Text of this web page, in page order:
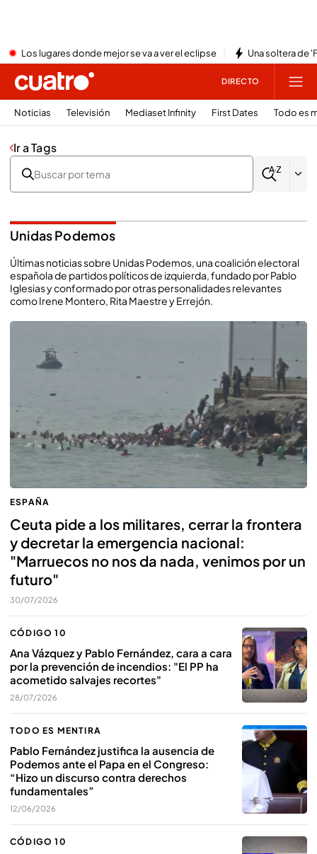
Los lugares donde mejor se va a ver el eclipse Una soltera de
DIRECTO
Noticias Televisión Mediaset Infinity First Dates Todo es
Ir a Tags
Unidas Podemos
Últimas noticias sobre Unidas Podemos, una coalición electoral
española de partidos políticos de izquierda, fundado por Pablo
Iglesias y conformado por otras personalidades relevantes
como Irene Montero, Rita Maestre y Errejón.
ESPAÑA
Ceuta pide a los militares, cerrar la frontera
y decretar la emergencia nacional:
"Marruecos no nos da nada, venimos por un
futuro"
30/07/2026
CÓDIGO 10
Ana Vázquez y Pablo Fernández, cara a cara
por la prevención de incendios: "El PP ha
acometido salvajes recortes"
28/07/2026
TODO ES MENTIRA
Pablo Fernández justifica la ausencia de
Podemos ante el Papa en el Congreso:
“Hizo un discurso contra derechos
fundamentales”
12/06/2026
CÓDIGO 10